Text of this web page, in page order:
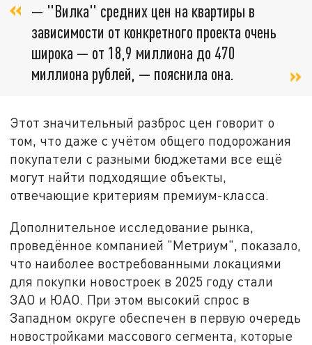
— "Вилка" средних цен на квартиры в
зависимости от конкретного проекта очень
широка — от 18,9 миллиона до 470
миллиона рублей, — пояснила она.
Этот значительный разброс цен говорит о
том, что даже с учётом общего подорожания
покупатели с разными бюджетами все ещё
могут найти подходящие объекты,
отвечающие критериям премиум-класса.
Дополнительное исследование рынка,
проведённое компанией "Метриум", показало,
что наиболее востребованными локациями
для покупки новостроек в 2025 году стали
ЗАО и ЮАО. При этом высокий спрос в
Западном округе обеспечен в первую очередь
новостройками массового сегмента, которые